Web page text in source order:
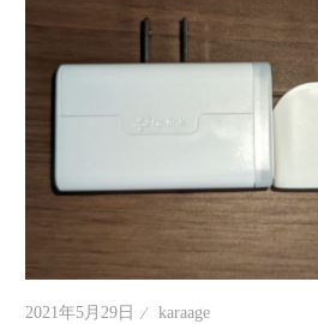
2021年5月29日 karaage